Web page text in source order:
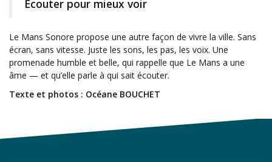
Écouter pour mieux voir
Le Mans Sonore propose une autre façon de vivre la ville. Sans
écran, sans vitesse. Juste les sons, les pas, les voix. Une
promenade humble et belle, qui rappelle que Le Mans a une
âme — et qu’elle parle à qui sait écouter.
Texte et photos : Océane BOUCHET